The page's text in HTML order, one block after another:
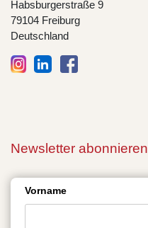
Habsburgerstraße 9
79104 Freiburg
Deutschland
Newsletter abonnieren
Vorname